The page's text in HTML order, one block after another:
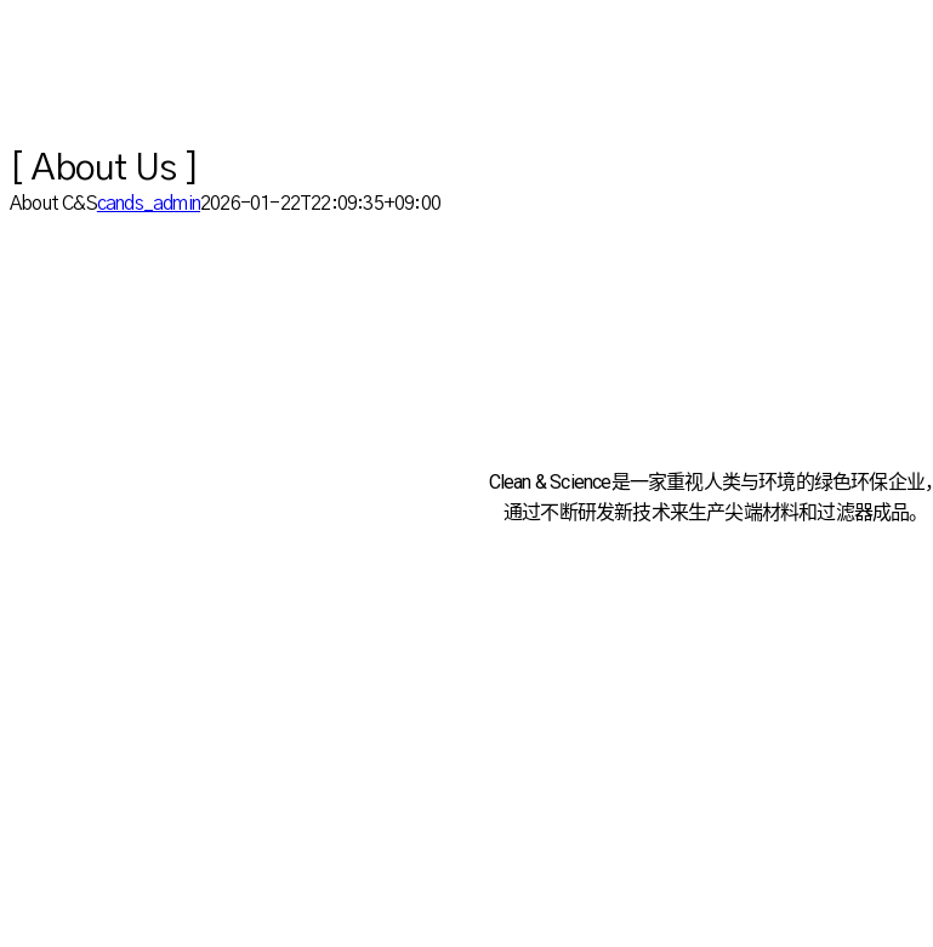
[ About Us ]
About C&Scands_admin2026-01-22T22:09:35+09:00
Clean & Science是一家重视人类与环境的绿色环保企业，
通过不断研发新技术来生产尖端材料和过滤器成品。